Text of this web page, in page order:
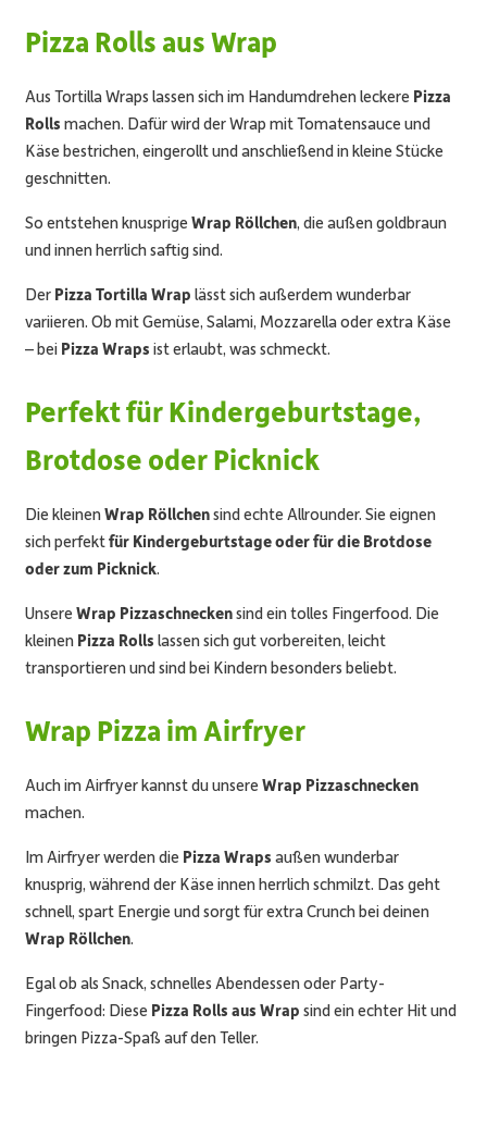
Pizza Rolls aus Wrap
Aus Tortilla Wraps lassen sich im Handumdrehen leckere Pizza
Rolls machen. Dafür wird der Wrap mit Tomatensauce und
Käse bestrichen, eingerollt und anschließend in kleine Stücke
geschnitten.
So entstehen knusprige Wrap Röllchen, die außen goldbraun
und innen herrlich saftig sind.
Der Pizza Tortilla Wrap lässt sich außerdem wunderbar
variieren. Ob mit Gemüse, Salami, Mozzarella oder extra Käse
– bei Pizza Wraps ist erlaubt, was schmeckt.
Perfekt für Kindergeburtstage,
Brotdose oder Picknick
Die kleinenWrap Röllchensind echte Allrounder. Sie eignen
sich perfektfür Kindergeburtstage oder für die Brotdose
oder zum Picknick.
Unsere Wrap Pizzaschneckensind ein tolles Fingerfood. Die
kleinen Pizza Rolls lassen sich gut vorbereiten, leicht
transportieren und sind bei Kindern besonders beliebt.
Wrap Pizza im Airfryer
Auch im Airfryer kannst du unsere Wrap Pizzaschnecken
machen.
Im Airfryer werden die Pizza Wraps außen wunderbar
knusprig, während der Käse innen herrlich schmilzt. Das geht
schnell, spart Energie und sorgt für extra Crunch bei deinen
Wrap Röllchen.
Egal ob als Snack, schnelles Abendessen oder Party-
Fingerfood: Diese Pizza Rolls aus Wrap sind ein echter Hit und
bringen Pizza-Spaß auf den Teller.